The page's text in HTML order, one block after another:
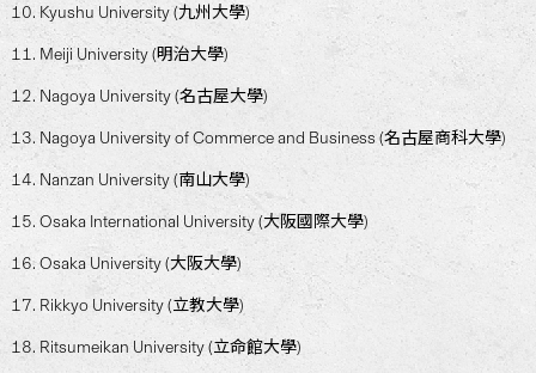
Kyushu University (九州大學)
Meiji University (明治大學)
Nagoya University (名古屋大學)
Nagoya University of Commerce and Business (名古屋商科大學)
Nanzan University (南山大學)
Osaka International University (大阪國際大學)
Osaka University (大阪大學)
Rikkyo University (立教大學)
Ritsumeikan University (立命館大學)